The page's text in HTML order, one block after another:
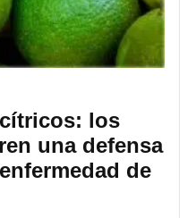
los
una defensa
de